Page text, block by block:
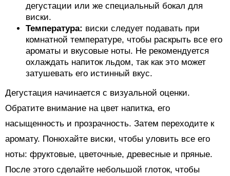
дегустации или же специальный бокал для
виски.
Температура: виски следует подавать при
комнатной температуре, чтобы раскрыть все его
ароматы и вкусовые ноты. Не рекомендуется
охлаждать напиток льдом, так как это может
затушевать его истинный вкус.
Дегустация начинается с визуальной оценки.
Обратите внимание на цвет напитка, его
насыщенность и прозрачность. Затем переходите к
аромату. Понюхайте виски, чтобы уловить все его
ноты: фруктовые, цветочные, древесные и пряные.
После этого сделайте небольшой глоток, чтобы